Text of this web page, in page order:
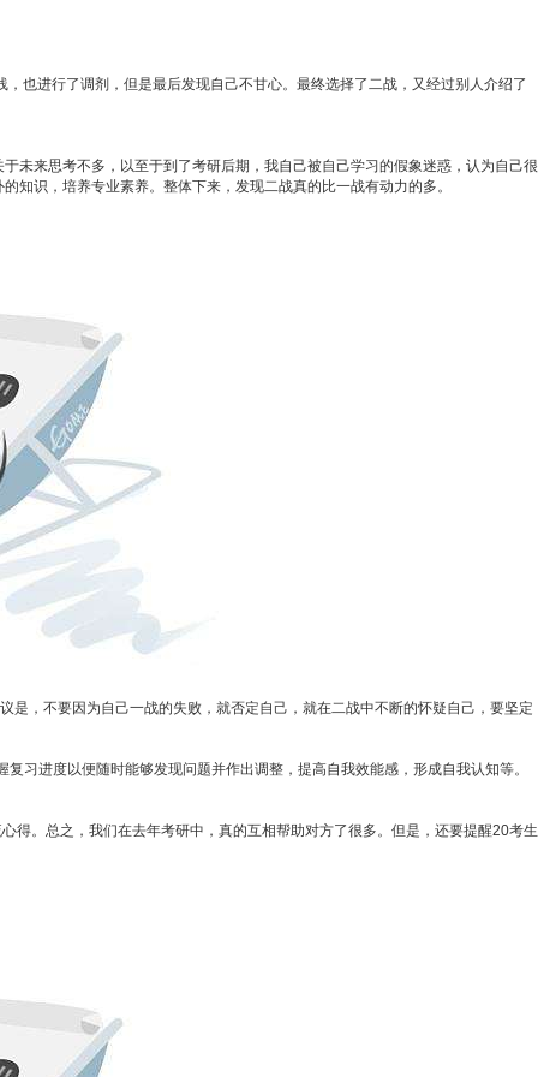
进行了调剂，但是最后发现自己不甘心。最终选择了二战，又经过别人介绍了
来思考不多，以至于到了考研后期，我自己被自己学习的假象迷惑，认为自己很
知识，培养专业素养。整体下来，发现二战真的比一战有动力的多。
，不要因为自己一战的失败，就否定自己，就在二战中不断的怀疑自己，要坚定
进度以便随时能够发现问题并作出调整，提高自我效能感，形成自我认知等。
。总之，我们在去年考研中，真的互相帮助对方了很多。但是，还要提醒20考生